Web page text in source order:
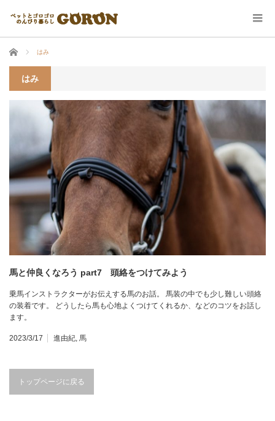
ホーム はみ
はみ
馬と仲良くなろう part7 頭絡をつけてみよう
乗馬インストラクターがお伝えする馬のお話。 馬装の中でも少し難しい頭絡
の装着です。 どうしたら馬も心地よくつけてくれるか、などのコツをお話し
ます。
2023/3/17 進由紀, 馬
トップページに戻る